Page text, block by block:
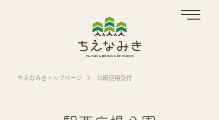
ちえなみきトップページ 》 公園使用受付